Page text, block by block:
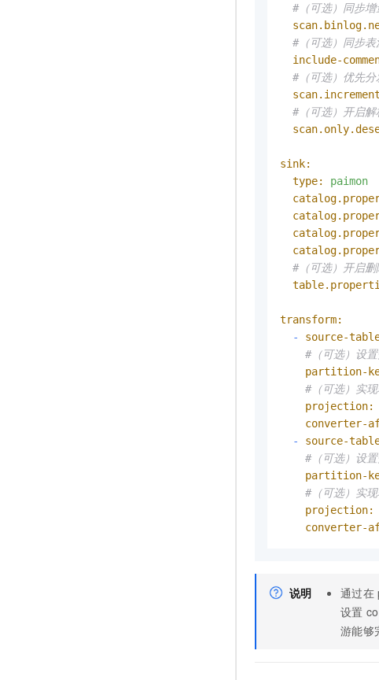
#（可选）同步
#（可选）同步
include-
#（可选）优先
#（可选）开启
sink:
type:
paimon
#（可选）开启
transform:
-
source-
#（可选）设
partition-
#（可选）实
projection:
converter-
-
source-
#（可选）设
partition-
#（可选）实
projection:
converter-
说明 通过在
设置
游能够